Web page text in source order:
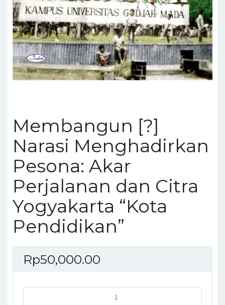
Membangun [?]
Narasi Menghadirkan
Pesona: Akar
Perjalanan dan Citra
Yogyakarta “Kota
Pendidikan”
Rp50,000.00